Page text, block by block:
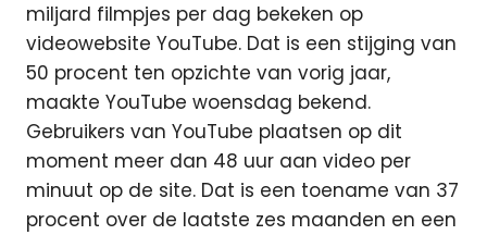
miljard filmpjes per dag bekeken op
videowebsite YouTube. Dat is een stijging van
50 procent ten opzichte van vorig jaar,
maakte YouTube woensdag bekend.
Gebruikers van YouTube plaatsen op dit
moment meer dan 48 uur aan video per
minuut op de site. Dat is een toename van 37
procent over de laatste zes maanden en een